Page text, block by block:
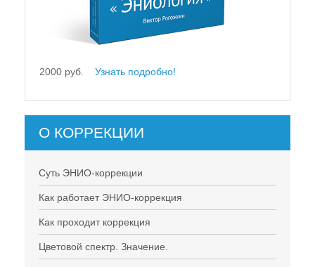
2000 руб. Узнать подробно!
О КОРРЕКЦИИ
Суть ЭНИО-коррекции
Как работает ЭНИО-коррекция
Как проходит коррекция
Цветовой спектр. Значение.